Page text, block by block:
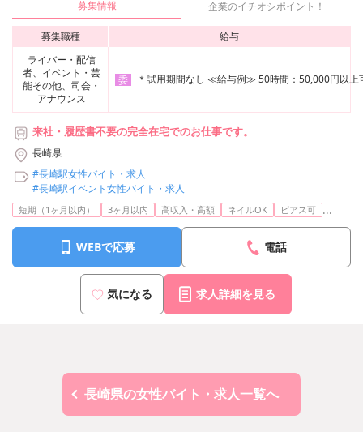
募集情報 企業のイチオシポイント！
募集職種
給与
ライバー・配信
者、イベント・芸
能その他、司会・
アナウンス
委 ＊試用期間なし ≪給与例≫ 50時間：50,000円以上
来社・履歴書不要の完全在宅でのお仕事です。
長崎県
#長崎駅女性バイト・求人
#長崎駅イベント女性バイト・求人
短期（1ヶ月以内） 3ヶ月以内 高収入・高額 ネイルOK ピアス可 ...
WEBで応募 電話
気になる 求人詳細を見る
長崎県の女性バイト・求人一覧へ